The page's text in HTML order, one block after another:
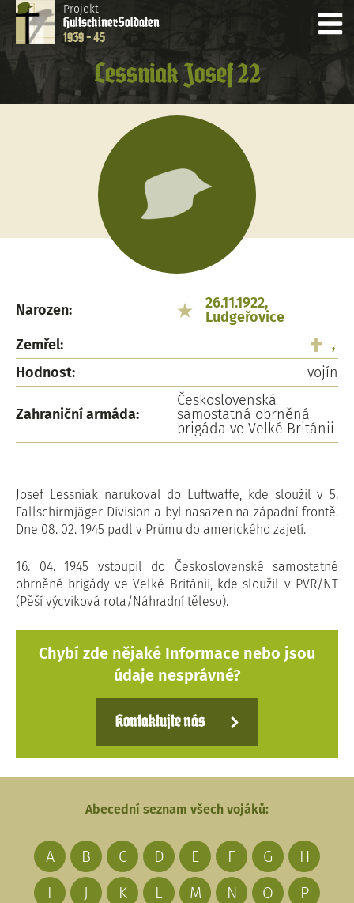
Projekt
HultschinerSoldaten
1939 - 45
Lessniak Josef 22
Narozen:
26.11.1922,
Ludgeřovice
Zemřel:
,
Hodnost:
vojín
Zahraniční armáda:
Československá
samostatná obrněná
brigáda ve Velké Británii
Josef Lessniak narukoval do Luftwaffe, kde sloužil v 5.
Fallschirmjäger-Division a byl nasazen na západní frontě.
Dne 08. 02. 1945 padl v Prümu do amerického zajetí.
16. 04. 1945 vstoupil do Československé samostatné
obrněné brigády ve Velké Británii, kde sloužil v PVR/NT
(Pěší výcviková rota/Náhradní těleso).
Chybí zde nějaké Informace nebo jsou
údaje nesprávné?
Kontaktujte nás
Abecední seznam všech vojáků:
A B C D E F G
H
I
J K L M N O
P